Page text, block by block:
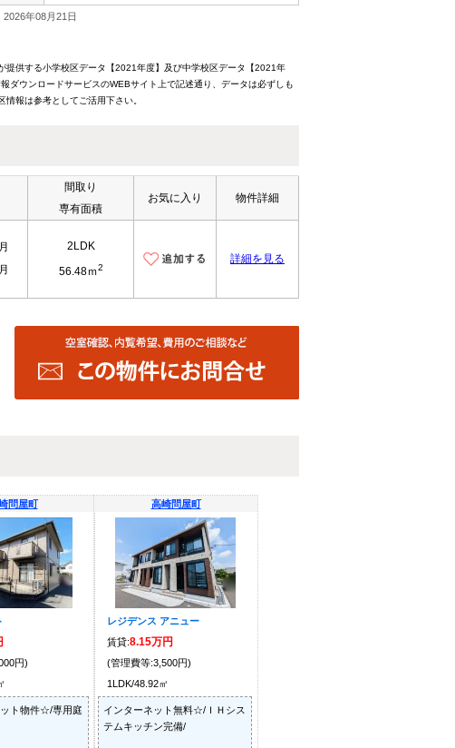
年08月21日
提供する小学校区データ【2021年度】及び中学校区データ【2021年
ダウンロードサービスのWEBサイト上で記述通り、データは必ずしも
報は参考としてご活用下さい。
間取り
専有面積
お気に入り 物件詳細
2LDK
56.48ｍ2
詳細を見る
問屋町
円)
ト物件☆/専用庭
高崎問屋町
レジデンス アニュー
賃貸:8.15万円
(管理費等:3,500円)
1LDK/48.92㎡
インターネット無料☆/ＩＨシス
テムキッチン完備/